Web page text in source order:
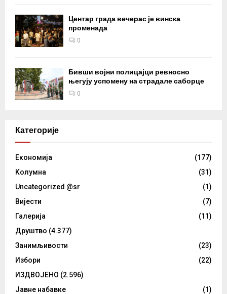
Центар града вечерас је винска
променада
0
Бивши војни полицајци ревносно
његују успомену на страдале саборце
0
Категорије
Eкономија
(177)
Kолумнa
(31)
Uncategorized @sr
(1)
Вијести
(7)
Галерија
(11)
Друштво (4.377)
Занимљивости
(23)
Избори
(22)
ИЗДВОЈЕНО (2.596)
Јавне набавке
(1)